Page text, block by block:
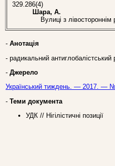
329.286(4)
Шара, А.
Вулиці з
- Анотація
- радикальний антиглобалістський
- Джерело
Український тиждень. — 2017. —
- Теми документа
УДК // Нігілістичні позиції